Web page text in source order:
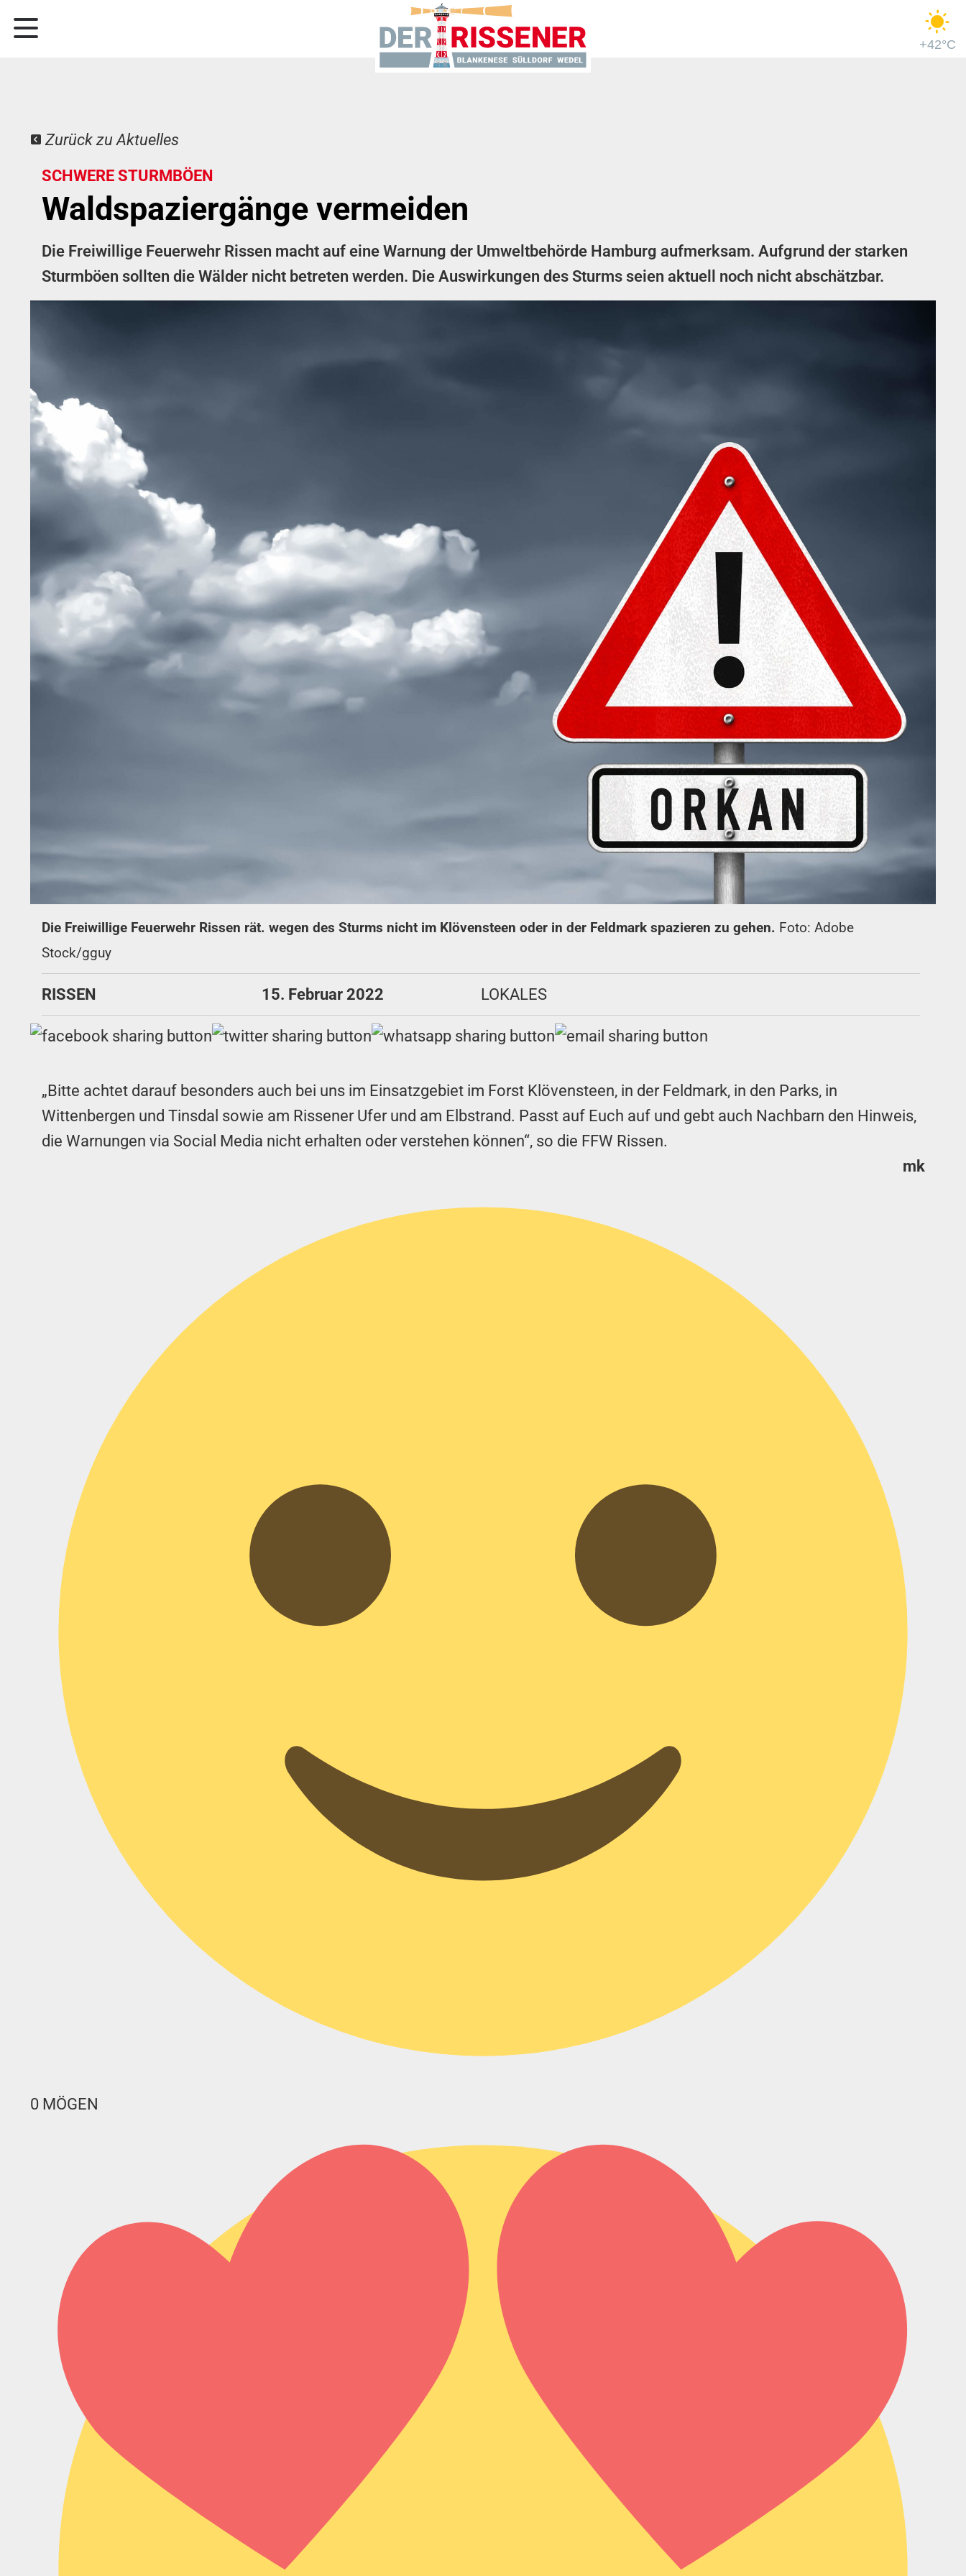
+42°C
Zurück zu Aktuelles
SCHWERE STURMBÖEN
Waldspaziergänge vermeiden
Die Freiwillige Feuerwehr Rissen macht auf eine Warnung der Umweltbehörde Hamburg aufmerksam. Aufgrund der starken
Sturmböen sollten die Wälder nicht betreten werden. Die Auswirkungen des Sturms seien aktuell noch nicht abschätzbar.
Die Freiwillige Feuerwehr Rissen rät. wegen des Sturms nicht im Klövensteen oder in der Feldmark spazieren zu gehen. Foto: Adobe
Stock/gguy
RISSEN 15. Februar 2022 LOKALES
„Bitte achtet darauf besonders auch bei uns im Einsatzgebiet im Forst Klövensteen, in der Feldmark, in den Parks, in
Wittenbergen und Tinsdal sowie am Rissener Ufer und am Elbstrand. Passt auf Euch auf und gebt auch Nachbarn den Hinweis,
die Warnungen via Social Media nicht erhalten oder verstehen können“, so die FFW Rissen.
mk
0 MÖGEN